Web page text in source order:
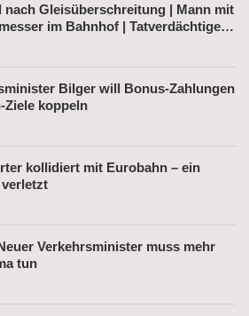
nach Gleisüberschreitung | Mann mit
im Bahnhof | Tatverdächtiger
Bilger will Bonus-Zahlungen
Ziele koppeln
kollidiert mit Eurobahn – ein
Verkehrsminister muss mehr
tun